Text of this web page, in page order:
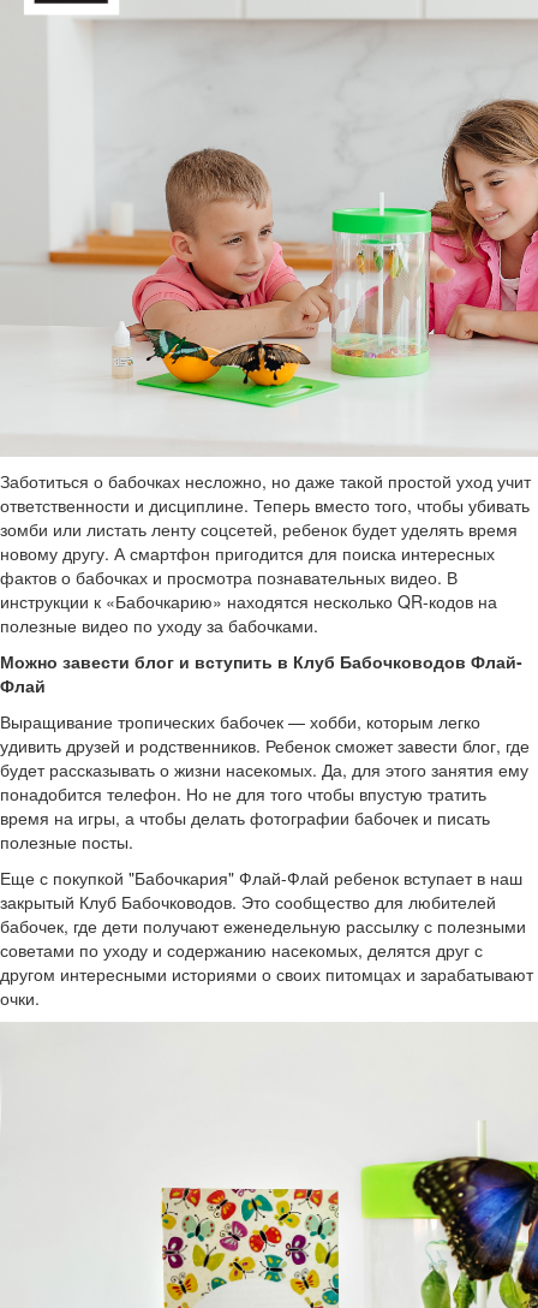
Заботиться о бабочках несложно, но даже такой простой уход учит
ответственности и дисциплине. Теперь вместо того, чтобы убивать
зомби или листать ленту соцсетей, ребенок будет уделять время
новому другу. А смартфон пригодится для поиска интересных
фактов о бабочках и просмотра познавательных видео. В
инструкции к «Бабочкарию» находятся несколько QR-кодов на
полезные видео по уходу за бабочками.
Можно завести блог и вступить в Клуб Бабочководов Флай-
Флай
Выращивание тропических бабочек — хобби, которым легко
удивить друзей и родственников. Ребенок сможет завести блог, где
будет рассказывать о жизни насекомых. Да, для этого занятия ему
понадобится телефон. Но не для того чтобы впустую тратить
время на игры, а чтобы делать фотографии бабочек и писать
полезные посты.
Еще с покупкой "Бабочкария" Флай-Флай ребенок вступает в наш
закрытый Клуб Бабочководов. Это сообщество для любителей
бабочек, где дети получают еженедельную рассылку с полезными
советами по уходу и содержанию насекомых, делятся друг с
другом интересными историями о своих питомцах и зарабатывают
очки.